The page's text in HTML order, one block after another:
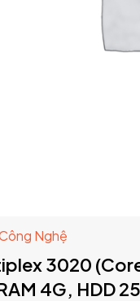
Nghệ
3020
4G, HDD